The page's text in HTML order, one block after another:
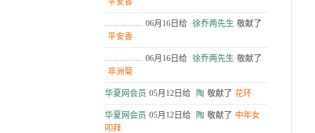
................ 06月16日给 徐乔两先生 敬献了
平安香
................ 06月16日给 徐乔两先生 敬献了
非洲菊
华夏网会员 05月12日给 陶 敬献了 花环
华夏网会员 05月12日给 陶 敬献了 中年女
叩拜